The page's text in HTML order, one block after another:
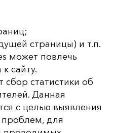
страницы) и т.п.
может повлечь
сайту.
сбор статистики об
Данная
с целью выявления
проблем, для